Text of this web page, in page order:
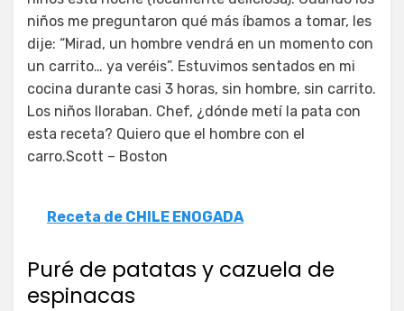
niños me preguntaron qué más íbamos a tomar, les
dije: “Mirad, un hombre vendrá en un momento con
un carrito… ya veréis”. Estuvimos sentados en mi
cocina durante casi 3 horas, sin hombre, sin carrito.
Los niños lloraban. Chef, ¿dónde metí la pata con
esta receta? Quiero que el hombre con el
carro.Scott – Boston
Receta de CHILE ENOGADA
Puré de patatas y cazuela de
espinacas